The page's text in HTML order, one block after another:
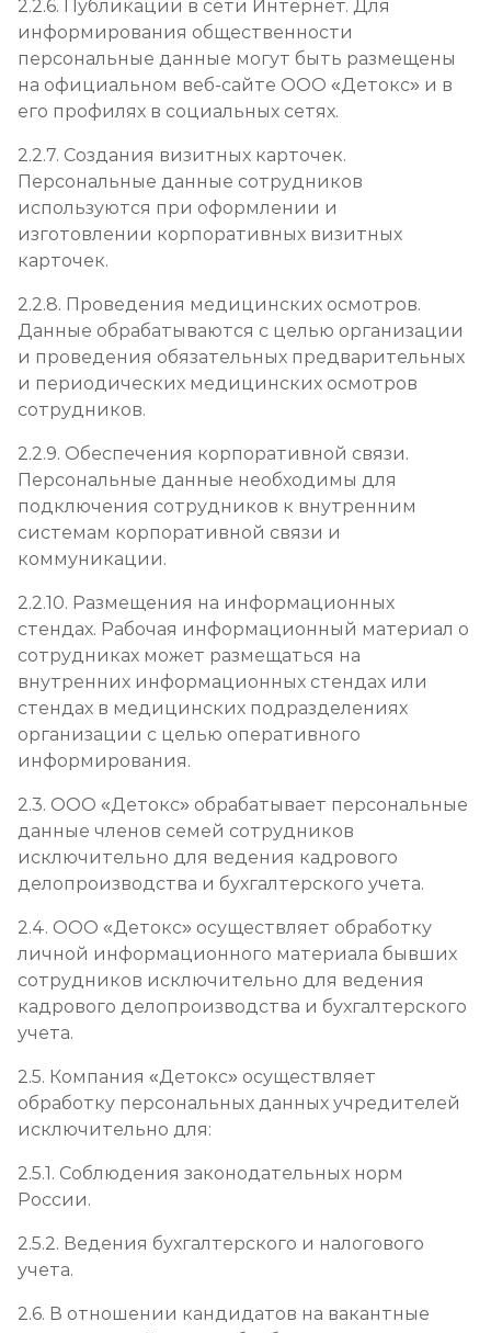
2.2.6. Публикации в сети Интернет. Для
информирования общественности
персональные данные могут быть размещены
на официальном веб-сайте ООО «Детокс» и в
его профилях в социальных сетях.
2.2.7. Создания визитных карточек.
Персональные данные сотрудников
используются при оформлении и
изготовлении корпоративных визитных
карточек.
2.2.8. Проведения медицинских осмотров.
Данные обрабатываются с целью организации
и проведения обязательных предварительных
и периодических медицинских осмотров
сотрудников.
2.2.9. Обеспечения корпоративной связи.
Персональные данные необходимы для
подключения сотрудников к внутренним
системам корпоративной связи и
коммуникации.
2.2.10. Размещения на информационных
стендах. Рабочая информационный материал о
сотрудниках может размещаться на
внутренних информационных стендах или
стендах в медицинских подразделениях
организации с целью оперативного
информирования.
2.3. ООО «Детокс» обрабатывает персональные
данные членов семей сотрудников
исключительно для ведения кадрового
делопроизводства и бухгалтерского учета.
2.4. ООО «Детокс» осуществляет обработку
личной информационного материала бывших
сотрудников исключительно для ведения
кадрового делопроизводства и бухгалтерского
учета.
2.5. Компания «Детокс» осуществляет
обработку персональных данных учредителей
исключительно для:
2.5.1. Соблюдения законодательных норм
России.
2.5.2. Ведения бухгалтерского и налогового
учета.
2.6. В отношении кандидатов на вакантные